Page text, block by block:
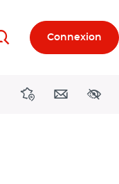
RechercherConnexion
DirectionsContact